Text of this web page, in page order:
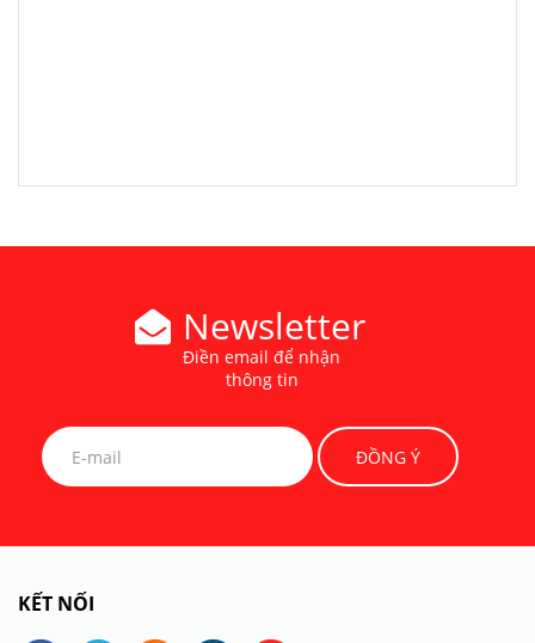
Newsletter
Điền email để nhận
thông tin
KẾT NỐI